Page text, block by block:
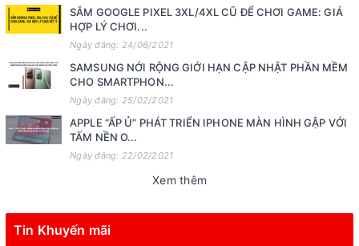
SẮM GOOGLE PIXEL 3XL/4XL CŨ ĐỂ CHƠI GAME: GIÁ
HỢP LÝ CHƠI...
Ngày đăng: 24/06/2021
SAMSUNG NỚI RỘNG GIỚI HẠN CẬP NHẬT PHẦN MỀM
CHO SMARTPHON...
Ngày đăng: 25/02/2021
APPLE “ẤP Ủ” PHÁT TRIỂN IPHONE MÀN HÌNH GẬP VỚI
TẤM NỀN O...
Ngày đăng: 22/02/2021
Xem thêm
Tin Khuyến mãi